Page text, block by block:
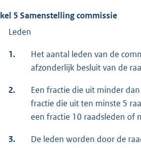
5 Samenstelling commissie
Leden
1.
Het aantal leden van de
afzonderlijk besluit van de
2.
Een fractie die uit minder
fractie die uit ten minste 5
een fractie 10 raadsleden of
3.
De leden worden door de